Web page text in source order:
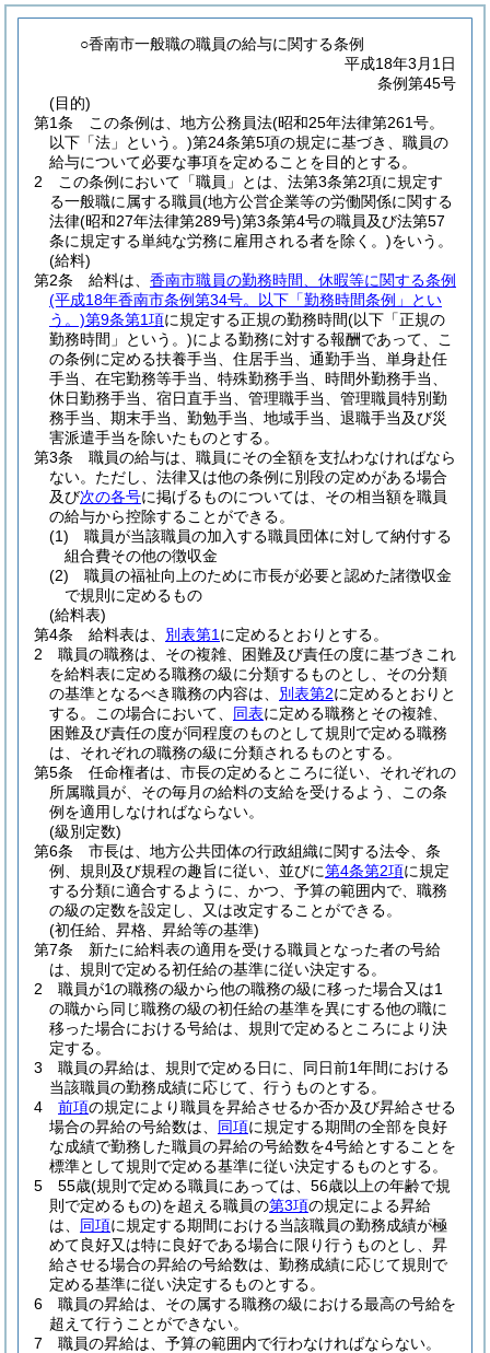
○香南市一般職の職員の給与に関する条例
平成18年3月1日
条例第45号
(目的)
第1条
この条例は、地方公務員法(昭和25年法律第261号。
以下「法」という。)第24条第5項の規定に基づき、職員の
給与について必要な事項を定めることを目的とする。
2
この条例において「職員」とは、法第3条第2項に規定す
る一般職に属する職員(地方公営企業等の労働関係に関する
法律(昭和27年法律第289号)第3条第4号の職員及び法第57
条に規定する単純な労務に雇用される者を除く。)をいう。
(給料)
第2条
給料は、 香南市職員の勤務時間、休暇等に関する条例
(平成18年香南市条例第34号。以下「勤務時間条例」とい
う。)第9条第1項に規定する正規の勤務時間(以下「正規の
勤務時間」という。)による勤務に対する報酬であって、こ
の条例に定める扶養手当、住居手当、通勤手当、単身赴任
手当、在宅勤務等手当、特殊勤務手当、時間外勤務手当、
休日勤務手当、宿日直手当、管理職手当、管理職員特別勤
務手当、期末手当、勤勉手当、地域手当、退職手当及び災
害派遣手当を除いたものとする。
第3条
職員の給与は、職員にその全額を支払わなければなら
ない。 ただし、法律又は他の条例に別段の定めがある場合
及び次の各号に掲げるものについては、その相当額を職員
の給与から控除することができる。
(1)
職員が当該職員の加入する職員団体に対して納付する
組合費その他の徴収金
(2)
職員の福祉向上のために市長が必要と認めた諸徴収金
で規則に定めるもの
(給料表)
第4条
給料表は、 別表第1 に定めるとおりとする。
2
職員の職務は、その複雑、困難及び責任の度に基づきこれ
を給料表に定める職務の級に分類するものとし、その分類
の基準となるべき職務の内容は、 別表第2に定めるとおりと
する。
この場合において、 同表に定める職務とその複雑、
困難及び責任の度が同程度のものとして規則で定める職務
は、それぞれの職務の級に分類されるものとする。
第5条
任命権者は、市長の定めるところに従い、それぞれの
所属職員が、その毎月の給料の支給を受けるよう、この条
例を適用しなければならない。
(級別定数)
第6条
市長は、地方公共団体の行政組織に関する法令、条
例、規則及び規程の趣旨に従い、並びに第4条第2項に規定
する分類に適合するように、かつ、予算の範囲内で、職務
の級の定数を設定し、又は改定することができる。
(初任給、昇格、昇給等の基準)
第7条
新たに給料表の適用を受ける職員となった者の号給
は、規則で定める初任給の基準に従い決定する。
2
職員が1の職務の級から他の職務の級に移った場合又は1
の職から同じ職務の級の初任給の基準を異にする他の職に
移った場合における号給は、規則で定めるところにより決
定する。
3
職員の昇給は、規則で定める日に、同日前1年間における
当該職員の勤務成績に応じて、行うものとする。
4
前項の規定により職員を昇給させるか否か及び昇給させる
場合の昇給の号給数は、 同項に規定する期間の全部を良好
な成績で勤務した職員の昇給の号給数を4号給とすることを
標準として規則で定める基準に従い決定するものとする。
5
55歳(規則で定める職員にあっては、56歳以上の年齢で規
則で定めるもの)を超える職員の第3項の規定による昇給
は、 同項に規定する期間における当該職員の勤務成績が極
めて良好又は特に良好である場合に限り行うものとし、昇
給させる場合の昇給の号給数は、勤務成績に応じて規則で
定める基準に従い決定するものとする。
6
職員の昇給は、その属する職務の級における最高の号給を
超えて行うことができない。
7
職員の昇給は、予算の範囲内で行わなければならない。